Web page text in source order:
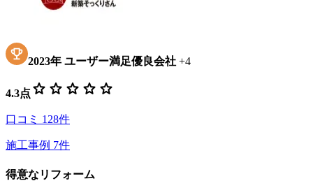
2023年 ユーザー満足優良会社 +4
4.3点 star star star star star
口コミ 128件
施工事例 7件
得意なリフォーム